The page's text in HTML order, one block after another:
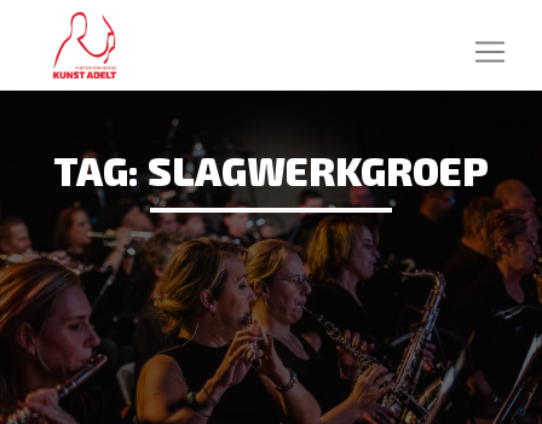
TAG: SLAGWERKGROEP